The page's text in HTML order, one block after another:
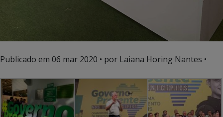
Publicado em 06 mar 2020 • por Laiana Horing Nantes •